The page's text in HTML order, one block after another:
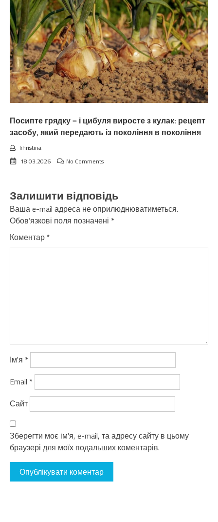
Посипте грядку — і цибуля виросте з кулак: рецепт
засобу, який передають із покоління в покоління
khristina
18.03.2026
No Comments
Залишити відповідь
Ваша e-mail адреса не оприлюднюватиметься.
Обов’язкові поля позначені *
Коментар *
Ім'я *
Email *
Сайт
Зберегти моє ім'я, e-mail, та адресу сайту в цьому
браузері для моїх подальших коментарів.